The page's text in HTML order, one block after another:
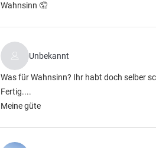
Wahnsinn 🤦
Unbekannt
Was für Wahnsinn? Ihr habt doch selber
Fertig....
Meine güte